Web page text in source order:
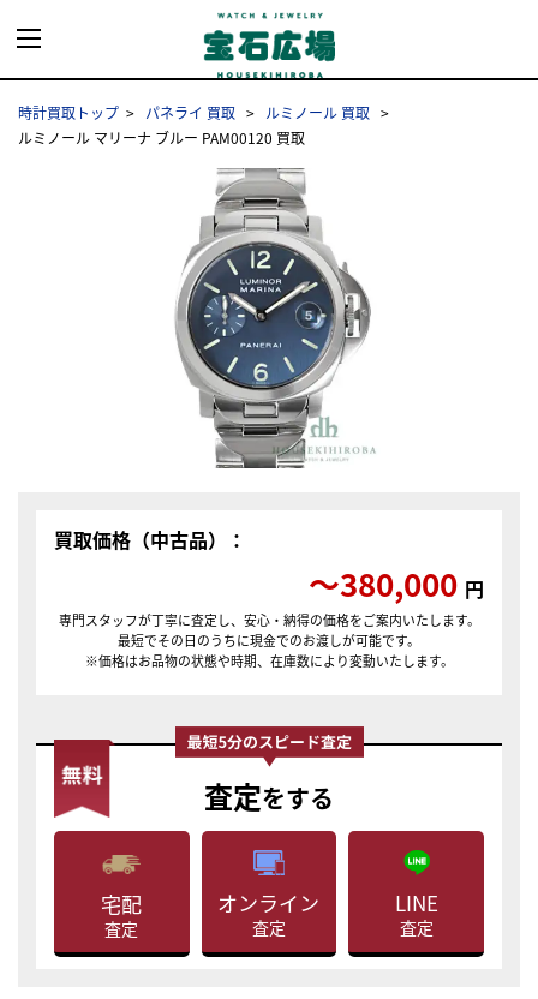
時計買取トップ パネライ 買取
ルミノール 買取
ルミノール マリーナ ブルー PAM00120 買取
買取価格（中古品）：
〜380,000 円
専門スタッフが丁寧に査定し、安心・納得の価格をご案内いたします。
最短でその日のうちに現金でのお渡しが可能です。
※価格はお品物の状態や時期、在庫数により変動いたします。
査定をする
宅配
査定
オンライン
査定
LINE
査定